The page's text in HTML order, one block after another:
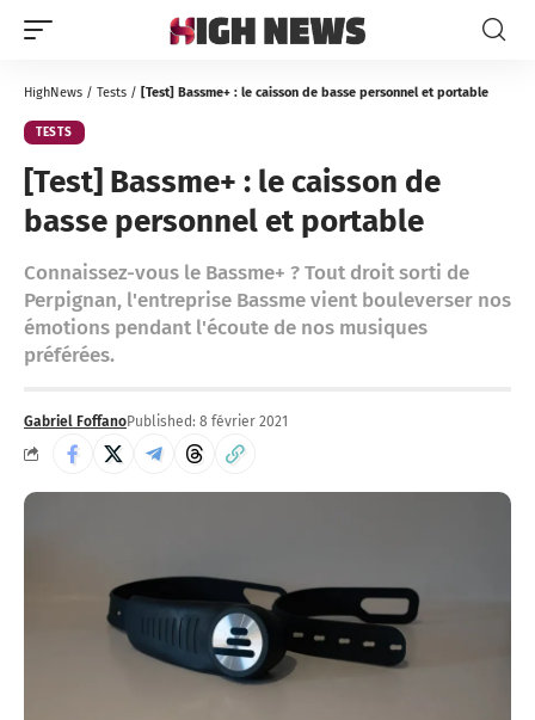
HighNews / Tests / [Test] Bassme+ : le caisson de basse personnel et portable
TESTS
[Test] Bassme+ : le caisson de
basse personnel et portable
Connaissez-vous le Bassme+ ? Tout droit sorti de
Perpignan, l'entreprise Bassme vient bouleverser nos
émotions pendant l'écoute de nos musiques
préférées.
Gabriel FoffanoPublished: 8 février 2021